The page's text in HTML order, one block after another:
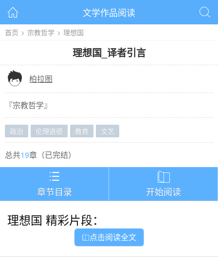
 文学作品阅读 
首页 > 宗教哲学 > 理想国
理想国 译者引言
 柏拉图
『宗教哲学』
政治 伦理道德 教育 文艺
总共19章（已完结）

章节目录

开始阅读
理想国 精彩片段：
点击阅读全文